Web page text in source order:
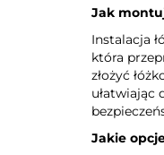
Jak
Instalacja
która
złożyć
ułatwiając
Jakie